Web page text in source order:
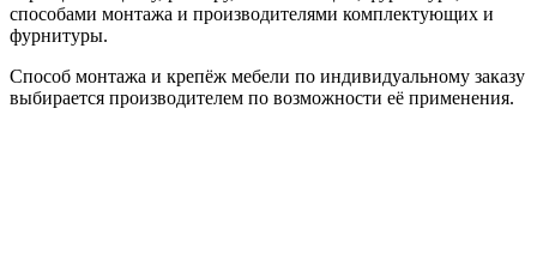
способами монтажа и производителями комплектующих и
фурнитуры.
Способ монтажа и крепёж мебели по индивидуальному заказу
выбирается производителем по возможности её применения.